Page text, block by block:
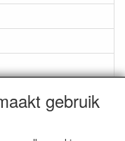
gebruik
STEMPELS